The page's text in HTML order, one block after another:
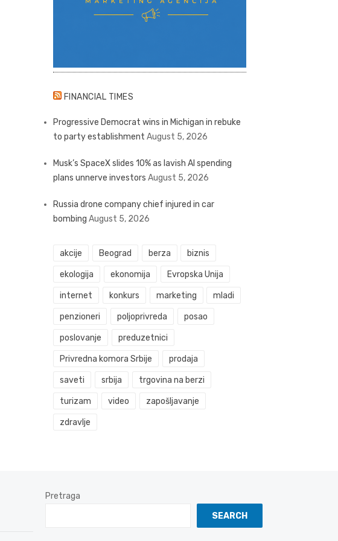
FINANCIAL TIMES
Progressive Democrat wins in Michigan in rebuke
to party establishment August 5, 2026
Musk’s SpaceX slides 10% as lavish AI spending
plans unnerve investors August 5, 2026
Russia drone company chief injured in car
bombing August 5, 2026
akcije Beograd berza biznis
ekologija ekonomija Evropska Unija
internet konkurs marketing mladi
penzioneri poljoprivreda posao
poslovanje preduzetnici
Privredna komora Srbije prodaja
saveti srbija trgovina na berzi
turizam video zapošljavanje
zdravlje
Pretraga
SEARCH